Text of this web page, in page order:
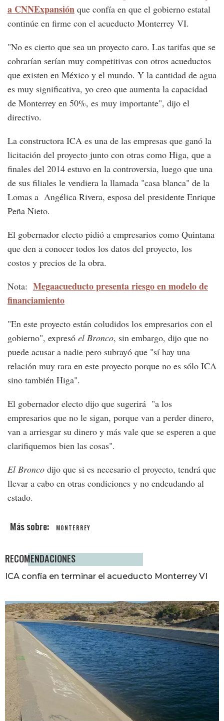
a CNNExpansión que confía en que el gobierno estatal
continúe en firme con el acueducto Monterrey VI.
"No es cierto que sea un proyecto caro. Las tarifas que se
cobrarían serían muy competitivas con otros acueductos
que existen en México y el mundo. Y la cantidad de agua
es muy significativa, yo creo que aumenta la capacidad
de Monterrey en 50%, es muy importante", dijo el
directivo.
La constructora ICA es una de las empresas que ganó la
licitación del proyecto junto con otras como Higa, que a
finales del 2014 estuvo en la controversia, luego que una
de sus filiales le vendiera la llamada "casa blanca" de la
Lomas a Angélica Rivera, esposa del presidente Enrique
Peña Nieto.
El gobernador electo pidió a empresarios como Quintana
que den a conocer todos los datos del proyecto, los
costos y precios de la obra.
Nota: Megaacueducto presenta riesgo en modelo de
financiamiento
"En este proyecto están coludidos los empresarios con el
gobierno", expresó el Bronco, sin embargo, dijo que no
puede acusar a nadie pero subrayó que "sí hay una
relación muy rara en este proyecto porque no es sólo ICA
sino también Higa".
El gobernador electo dijo que sugerirá "a los
empresarios que no le sigan, porque van a perder dinero,
van a arriesgar su dinero y más vale que se esperen a que
clarifiquemos bien las cosas".
El Bronco dijo que si es necesario el proyecto, tendrá que
llevar a cabo en otras condiciones y no endeudando al
estado.
MONTERREY
RECOMENDACIONES
ICA confía en terminar el acueducto Monterrey VI